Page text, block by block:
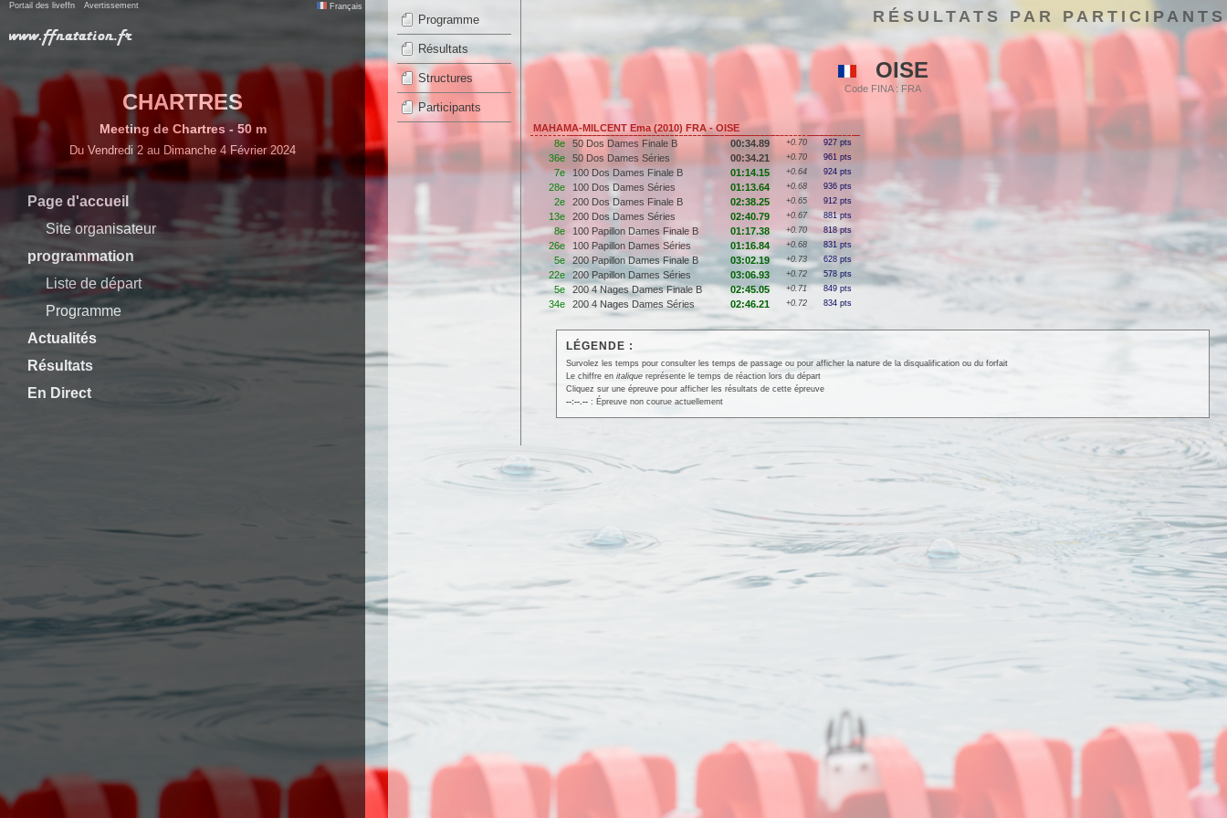
Portail des liveffn Avertissement Français
CHARTRES
Meeting de Chartres - 50 m
Du Vendredi 2 au Dimanche 4 Février 2024
Page d'accueil
Site organisateur
programmation
Liste de départ
Programme
Actualités
Résultats
En Direct
Programme
Résultats
Structures
Participants
RÉSULTATS PAR PARTICIPANTS
OISE
Code FINA : FRA
MAHAMA-MILCENT Ema (2010) FRA - OISE
8e
50 Dos Dames Finale B 00:34.89 +0.70 927 pts
36e 50 Dos Dames Séries 00:34.21 +0.70 961 pts
7e 100 Dos Dames Finale B 01:14.15 +0.64 924 pts
28e 100 Dos Dames Séries 01:13.64 +0.68 936 pts
2e 200 Dos Dames Finale B 02:38.25 +0.65 912 pts
13e 200 Dos Dames Séries 02:40.79 +0.67 881 pts
8e 100 Papillon Dames Finale B 01:17.38 +0.70 818 pts
26e 100 Papillon Dames Séries 01:16.84 +0.68 831 pts
5e 200 Papillon Dames Finale B 03:02.19 +0.73 628 pts
22e 200 Papillon Dames Séries 03:06.93 +0.72 578 pts
5e 200 4 Nages Dames Finale B 02:45.05 +0.71 849 pts
34e 200 4 Nages Dames Séries 02:46.21 +0.72 834 pts
LÉGENDE :
Survolez les temps pour consulter les temps de passage ou pour afficher la nature de la disqualification ou du forfait
Le chiffre en italiquereprésente le temps de réaction lors du départ
Cliquez sur une épreuve pour afficher les résultats de cette épreuve
--:--.--: Épreuve non courue actuellement